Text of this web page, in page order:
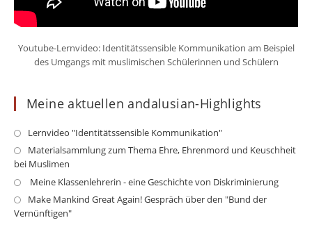
Youtube-Lernvideo: Identitätssensible Kommunikation am Beispiel
des Umgangs mit muslimischen Schülerinnen und Schülern
Meine aktuellen andalusian-Highlights
Lernvideo "Identitätssensible Kommunikation"Opens
in
new
Materialsammlung zum Thema Ehre, Ehrenmord und Keuschheit
bei Muslimen
Meine Klassenlehrerin - eine Geschichte von DiskriminierungOpens
Make Mankind Great Again! Gespräch über den "Bund der
Vernünftigen"